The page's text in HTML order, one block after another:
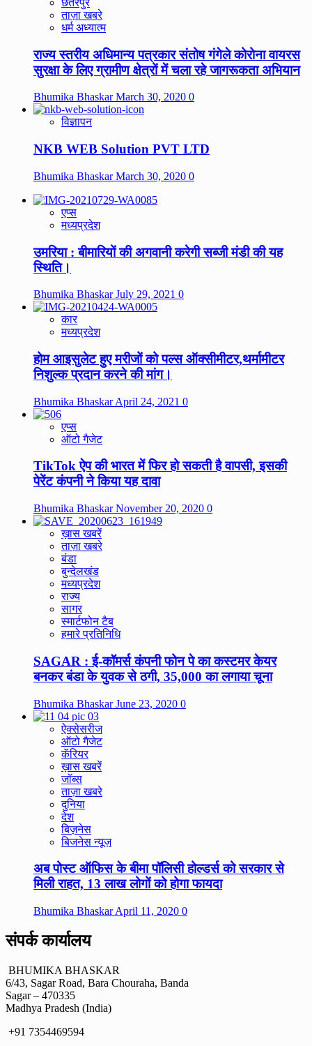
छतरपुर
ताज़ा खबरे
धर्म अध्यात्म
राज्य स्तरीय अधिमान्य पत्रकार संतोष गंगेले कोरोना वायरस
सुरक्षा के लिए ग्रामीण क्षेत्रों में चला रहे जागरूकता अभियान
Bhumika BhaskarMarch 30, 2020 0
विज्ञापन
NKB WEB Solution PVT LTD
Bhumika BhaskarMarch 30, 2020 0
एप्स
मध्यप्रदेश
उमरिया : बीमारियों की अगवानी करेगी सब्जी मंडी की यह
स्थिति।
Bhumika BhaskarJuly 29, 2021 0
कार
मध्यप्रदेश
होम आइसुलेट हुए मरीजों को पल्स ऑक्सीमीटर,थर्मामीटर
निशुल्क प्रदान करने की मांग।
Bhumika BhaskarApril 24, 2021 0
एप्स
ऑटो गैजेट
TikTok ऐप की भारत में फिर हो सकती है वापसी, इसकी
पेरेंट कंपनी ने किया यह दावा
Bhumika BhaskarNovember 20, 2020 0
ख़ास खबरें
ताज़ा खबरे
बंडा
बुन्देलखंड
मध्यप्रदेश
राज्य
सागर
स्मार्टफोन टैब
हमारे प्रतिनिधि
SAGAR : ई-कॉमर्स कंपनी फोन पे का कस्टमर केयर
बनकर बंडा के युवक से ठगी, 35,000 का लगाया चूना
Bhumika BhaskarJune 23, 2020 0
ऐक्सेसरीज
ऑटो गैजेट
कॅरियर
ख़ास खबरें
जॉब्स
ताज़ा खबरे
दुनिया
देश
बिज़नेस
बिजनेस न्यूज़
अब पोस्ट ऑफिस के बीमा पॉलिसी होल्डर्स को सरकार से
मिली राहत, 13 लाख लोगों को होगा फायदा
Bhumika BhaskarApril 11, 2020 0
संपर्क कार्यालय
BHUMIKA BHASKAR
6/43, Sagar Road, Bara Chouraha, Banda
Sagar – 470335
Madhya Pradesh (India)
+91 7354469594